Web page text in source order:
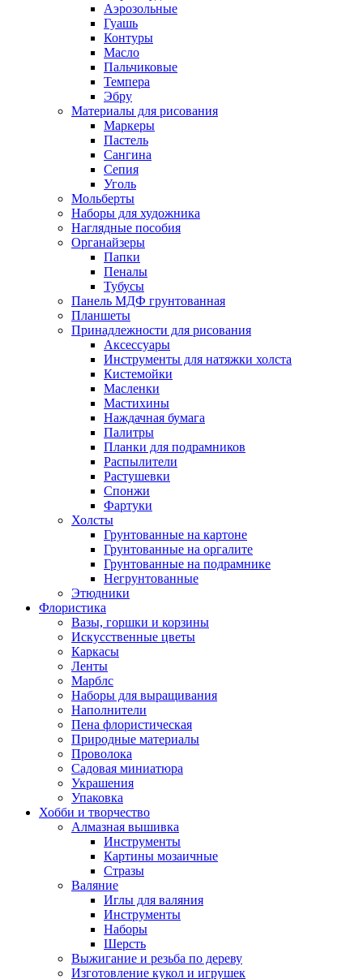
Аэрозольные
Гуашь
Контуры
Масло
Пальчиковые
Темпера
Эбру
Материалы для рисования
Маркеры
Пастель
Сангина
Сепия
Уголь
Мольберты
Наборы для художника
Наглядные пособия
Органайзеры
Папки
Пеналы
Тубусы
Панель МДФ грунтованная
Планшеты
Принадлежности для рисования
Аксессуары
Инструменты для натяжки холста
Кистемойки
Масленки
Мастихины
Наждачная бумага
Палитры
Планки для подрамников
Распылители
Растушевки
Спонжи
Фартуки
Холсты
Грунтованные на картоне
Грунтованные на оргалите
Грунтованные на подрамнике
Негрунтованные
Этюдники
Флористика
Вазы, горшки и корзины
Искусственные цветы
Каркасы
Ленты
Марблс
Наборы для выращивания
Наполнители
Пена флористическая
Природные материалы
Проволока
Садовая миниатюра
Украшения
Упаковка
Хобби и творчество
Алмазная вышивка
Инструменты
Картины мозаичные
Стразы
Валяние
Иглы для валяния
Инструменты
Наборы
Шерсть
Выжигание и резьба по дереву
Изготовление кукол и игрушек